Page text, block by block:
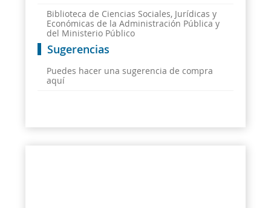
Biblioteca de Ciencias Sociales, Jurídicas y
Económicas de la Administración Pública y
del Ministerio Público
Sugerencias
Puedes hacer una sugerencia de compra
aquí